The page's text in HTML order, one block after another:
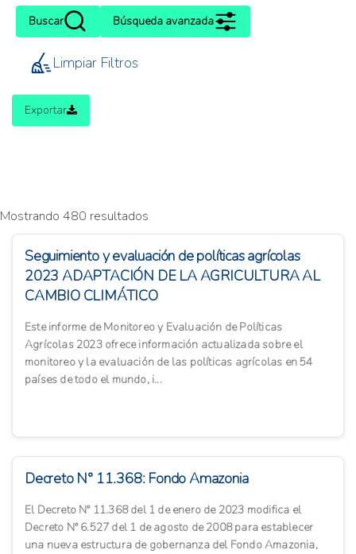
Buscar Búsqueda avanzada
Limpiar Filtros
Exportar
Mostrando 480 resultados
Seguimiento y evaluación de políticas agrícolas
2023 ADAPTACIÓN DE LA AGRICULTURA AL
CAMBIO CLIMÁTICO
Este informe de Monitoreo y Evaluación de Políticas
Agrícolas 2023 ofrece información actualizada sobre el
monitoreo y la evaluación de las políticas agrícolas en 54
países de todo el mundo, i...
Decreto N° 11.368: Fondo Amazonia
El Decreto N° 11.368 del 1 de enero de 2023 modifica el
Decreto N° 6.527 del 1 de agosto de 2008 para establecer
una nueva estructura de gobernanza del Fondo Amazonia,